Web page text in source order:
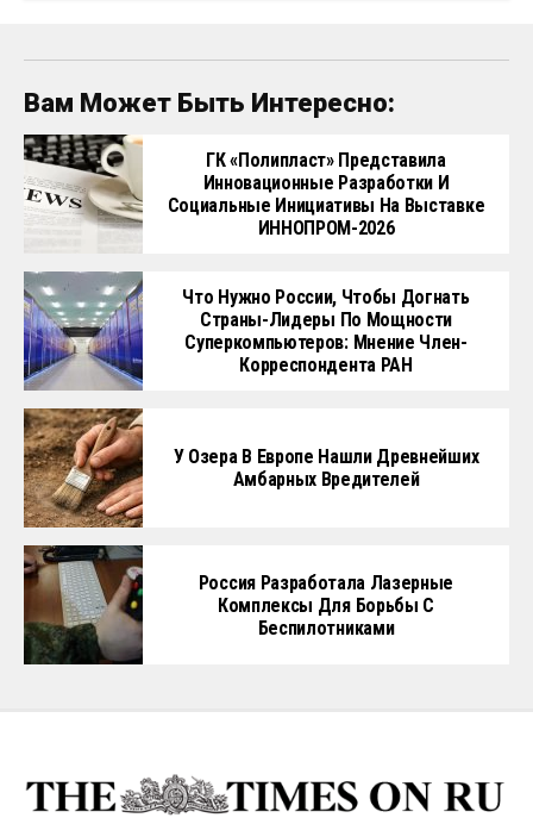
Вам Может Быть Интересно:
ГК «Полипласт» Представила
Инновационные Разработки И
Социальные Инициативы На Выставке
ИННОПРОМ-2026
Что Нужно России, Чтобы Догнать
Страны-Лидеры По Мощности
Суперкомпьютеров: Мнение Член-
Корреспондента РАН
У Озера В Европе Нашли Древнейших
Амбарных Вредителей
Россия Разработала Лазерные
Комплексы Для Борьбы С
Беспилотниками